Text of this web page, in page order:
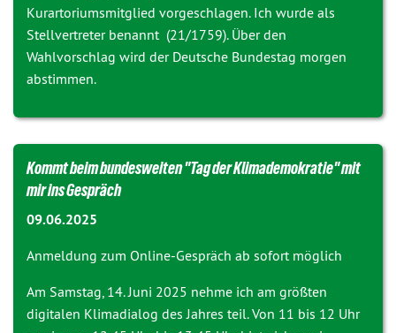
Kurartoriumsmitglied vorgeschlagen. Ich wurde als
Stellvertreter benannt (21/1759). Über den
Wahlvorschlag wird der Deutsche Bundestag morgen
abstimmen.
Kommt beim bundesweiten "Tag der Klimademokratie" mit
mir ins Gespräch
09.06.2025
Anmeldung zum Online-Gespräch ab sofort möglich
Am Samstag, 14. Juni 2025 nehme ich am größten
digitalen Klimadialog des Jahres teil. Von 11 bis 12 Uhr